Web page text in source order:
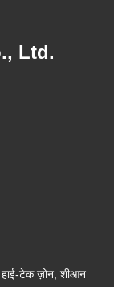
Ltd.
हाई-टेक ज़ोन, शीआन